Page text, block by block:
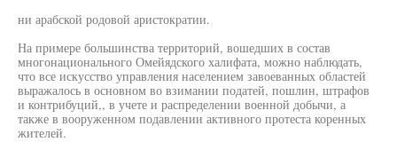
ни арабской родовой аристократии.
На примере большинства территорий, вошедших в состав
многонационального Омейядского халифата, можно наблюдать,
что все искусство управления населением завоеванных областей
выражалось в основном во взимании податей, пошлин, штрафов
и контрибуций,, в учете и распределении военной добычи, а
также в вооруженном подавлении активного протеста коренных
жителей.